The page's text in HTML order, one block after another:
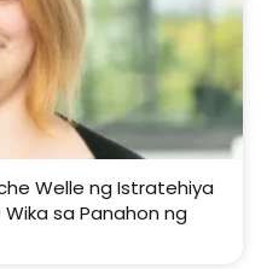
Welle ng Istratehiya
sa Panahon ng